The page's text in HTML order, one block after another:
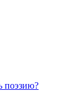
поэзию?